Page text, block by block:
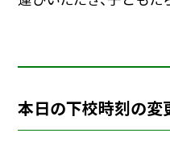
本日の下校時刻の変